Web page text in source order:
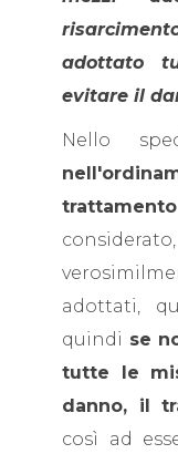
adottato
evitare il
Nello
adottati,
quindi se
tutte le
danno, il
così ad